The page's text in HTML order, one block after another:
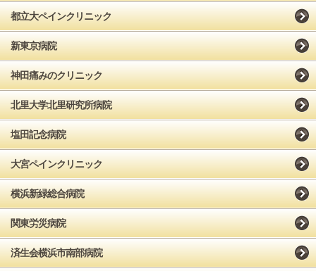
都立大ペインクリニック
新東京病院
神田痛みのクリニック
北里大学北里研究所病院
塩田記念病院
大宮ペインクリニック
横浜新緑総合病院
関東労災病院
済生会横浜市南部病院